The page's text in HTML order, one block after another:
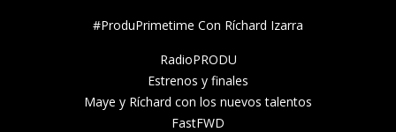
#ProduPrimetime Con Ríchard Izarra
RadioPRODU
Estrenos y finales
Maye y Ríchard con los nuevos talentos
FastFWD